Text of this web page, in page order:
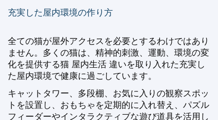
充実した屋内環境の作り方
全ての猫が屋外アクセスを必要とするわけではあり
ません。多くの猫は、精神的刺激、運動、環境の変
化を提供する猫 屋内生活 違いを取り入れた充実し
た屋内環境で健康に過ごしています。
キャットタワー、多段棚、お気に入りの観察スポッ
トを設置し、おもちゃを定期的に入れ替え、パズル
フィーダーやインタラクティブな遊び道具を活用し